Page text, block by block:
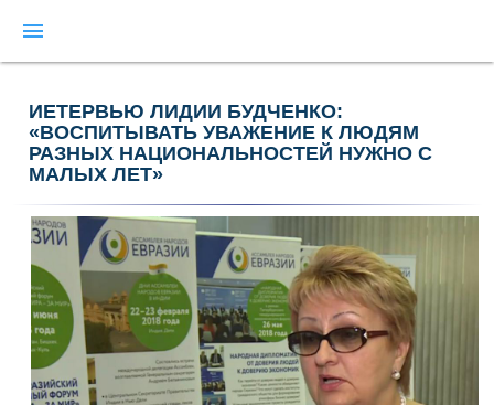
menu
ИЕТЕРВЬЮ ЛИДИИ БУДЧЕНКО:
«ВОСПИТЫВАТЬ УВАЖЕНИЕ К ЛЮДЯМ
РАЗНЫХ НАЦИОНАЛЬНОСТЕЙ НУЖНО С
МАЛЫХ ЛЕТ»